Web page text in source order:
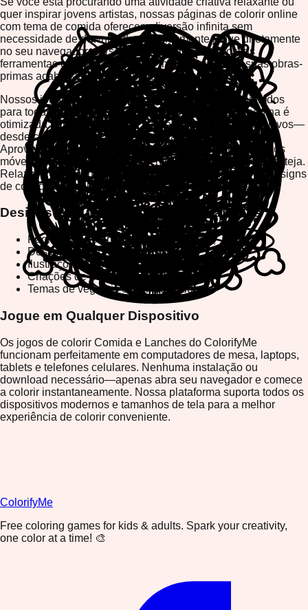
quer inspirar jovens artistas, nossas páginas de colorir online
com tema de comida oferecem diversão infinita sem
necessidade de downloads. Simplesmente jogue diretamente
no seu navegador, personalize as cores com nossas
ferramentas criativas intuitivas e imprima ou baixe suas obras-
primas acabadas sempre que quiser.
Nossos jogos de colorir Comida e Lanches são projetados
para todas as idades e níveis de habilidade. Cada página é
otimizada para desempenho suave em todos os dispositivos—
desde computadores de mesa até tablets e smartphones.
Aproveite a liberdade de colorir amigável para dispositivos
móveis que funciona perfeitamente onde quer que você esteja.
Relaxe, crie e divirta-se com nossa seleção diversa de designs
de comida que celebram tudo que é delicioso e apetitoso.
Designs Populares de Comida e Lanches
Páginas de colorir de frutas e bagas
Designs de sobremesa e bolo
Ilustrações de pizza e comida rápida
Criações de doces e chocolate
Temas de vegetais e comida saudável
Jogue em Qualquer Dispositivo
Os jogos de colorir Comida e Lanches do ColorifyMe
funcionam perfeitamente em computadores de mesa, laptops,
tablets e telefones celulares. Nenhuma instalação ou
download necessário—apenas abra seu navegador e comece
a colorir instantaneamente. Nossa plataforma suporta todos os
dispositivos modernos e tamanhos de tela para a melhor
experiência de colorir conveniente.
ColorifyMe
Free coloring games for kids & adults. Spark your creativity,
one color at a time! 🎨